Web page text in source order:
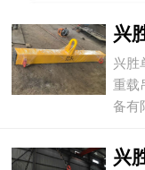
兴
重载
备有